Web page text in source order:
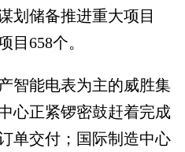
划储备推进重大项目
目658个。
能电表为主的威胜集
心正紧锣密鼓赶着完成
单交付；国际制造中心